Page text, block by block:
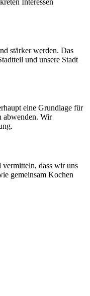
Interessen
stärker werden. Das
und unsere Stadt
eine Grundlage für
abwenden. Wir
dass wir uns
gemeinsam Kochen